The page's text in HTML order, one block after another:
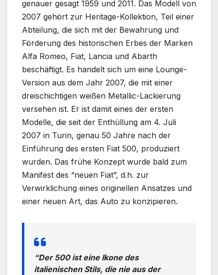
genauer gesagt 1959 und 2011. Das Modell von
2007 gehört zur Heritage-Kollektion, Teil einer
Abteilung, die sich mit der Bewahrung und
Förderung des historischen Erbes der Marken
Alfa Romeo, Fiat, Lancia und Abarth
beschäftigt. Es handelt sich um eine Lounge-
Version aus dem Jahr 2007, die mit einer
dreischichtigen weißen Metallic-Lackierung
versehen ist. Er ist damit eines der ersten
Modelle, die seit der Enthüllung am 4. Juli
2007 in Turin, genau 50 Jahre nach der
Einführung des ersten Fiat 500, produziert
wurden. Das frühe Konzept wurde bald zum
Manifest des “neuen Fiat”, d.h. zur
Verwirklichung eines originellen Ansatzes und
einer neuen Art, das Auto zu konzipieren.
“Der 500 ist eine Ikone des
italienischen Stils, die nie aus der